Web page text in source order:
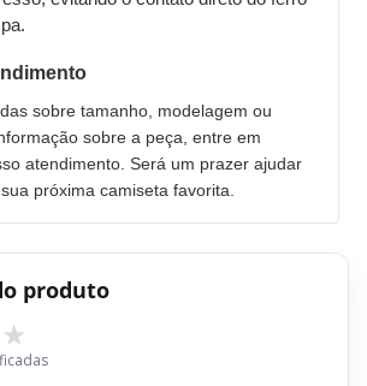
sobre tamanho, modelagem ou
sobre a peça, entre em
atendimento. Será um prazer ajudar
próxima camiseta favorita.
produto